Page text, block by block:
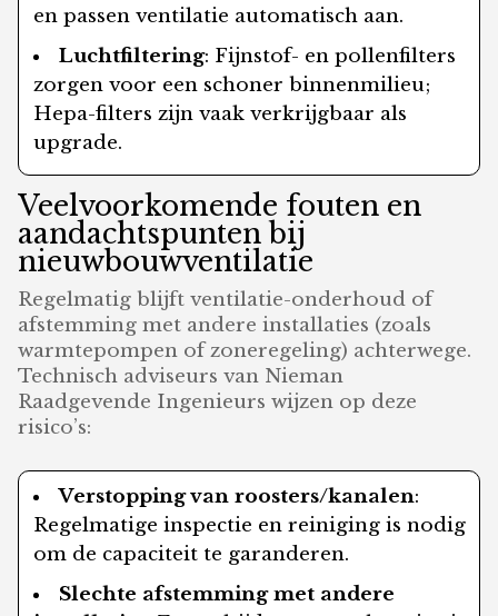
en passen ventilatie automatisch aan.
Luchtfiltering: Fijnstof- en pollenfilters
zorgen voor een schoner binnenmilieu;
Hepa-filters zijn vaak verkrijgbaar als
upgrade.
Veelvoorkomende fouten en
aandachtspunten bij
nieuwbouwventilatie
Regelmatig blijft ventilatie-onderhoud of
afstemming met andere installaties (zoals
warmtepompen of zoneregeling) achterwege.
Technisch adviseurs van Nieman
Raadgevende Ingenieurs wijzen op deze
risico’s:
Verstopping van roosters/kanalen:
Regelmatige inspectie en reiniging is nodig
om de capaciteit te garanderen.
Slechte afstemming met andere